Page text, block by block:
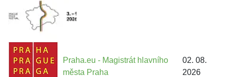
Praha.eu - Magistrát hlavního
města Praha
02. 08.
2026